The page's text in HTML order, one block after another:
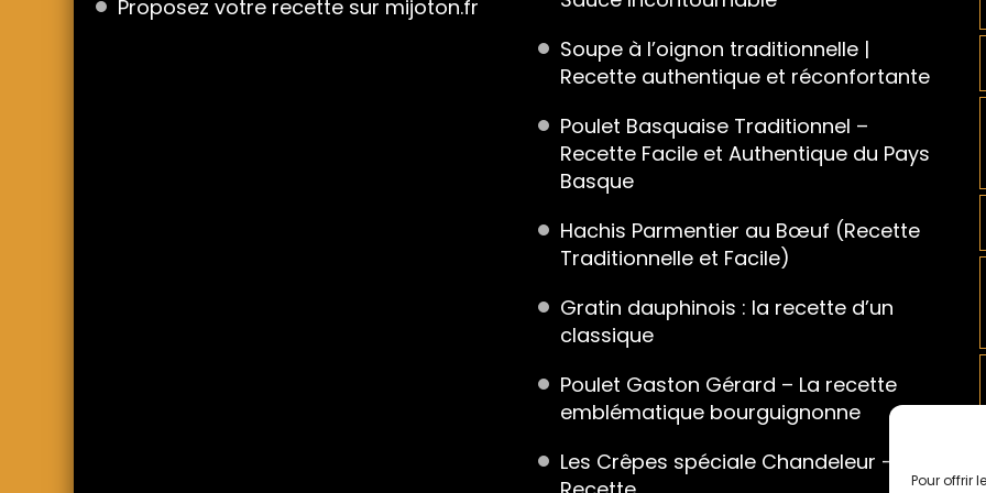
Pour offrir
Proposez votre recette sur mijoton.fr
Soupe à l’oignon traditionnelle |
Recette authentique et réconfortante
Poulet Basquaise Traditionnel –
Recette Facile et Authentique du Pays
Basque
Hachis Parmentier au Bœuf (Recette
Traditionnelle et Facile)
Gratin dauphinois : la recette d’un
classique
Poulet Gaston Gérard – La recette
emblématique bourguignonne
Les Crêpes spéciale Chandeleur – La